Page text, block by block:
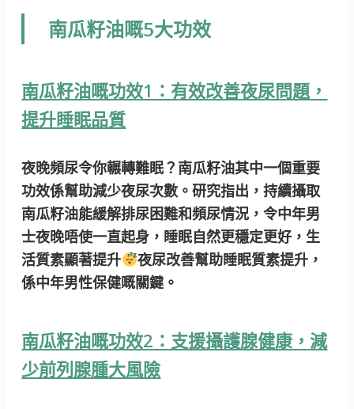
南瓜籽油嘅5大功效
南瓜籽油嘅功效1：有效改善夜尿問題，
提升睡眠品質
夜晚頻尿令你輾轉難眠？南瓜籽油其中一個重要
功效係幫助減少夜尿次數。研究指出，持續攝取
南瓜籽油能緩解排尿困難和頻尿情況，令中年男
士夜晚唔使一直起身，睡眠自然更穩定更好，生
活質素顯著提升
夜尿改善幫助睡眠質素提升，
係中年男性保健嘅關鍵。
南瓜籽油嘅功效2：支援攝護腺健康，減
少前列腺腫大風險